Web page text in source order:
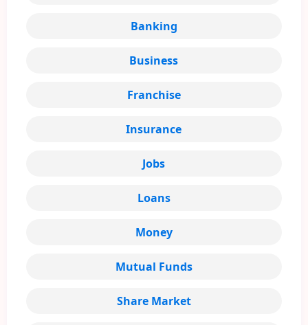
Banking
Business
Franchise
Insurance
Jobs
Loans
Money
Mutual Funds
Share Market